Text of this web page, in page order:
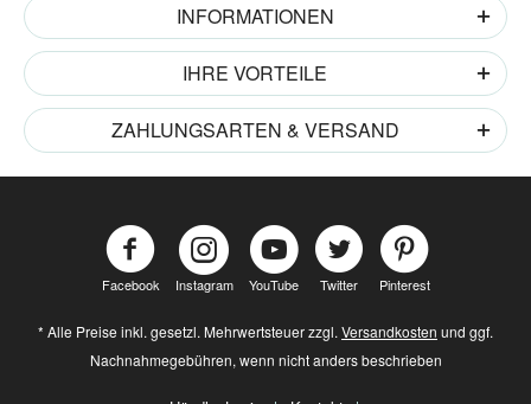
INFORMATIONEN
IHRE VORTEILE
ZAHLUNGSARTEN & VERSAND
Facebook Instagram YouTube Twitter Pinterest
* Alle Preise inkl. gesetzl. Mehrwertsteuer zzgl. Versandkosten und ggf.
Nachnahmegebühren, wenn nicht anders beschrieben